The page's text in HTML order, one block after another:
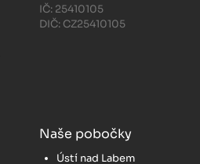
IČ: 25410105
DIČ: CZ25410105
Naše pobočky
Ústí nad Labem